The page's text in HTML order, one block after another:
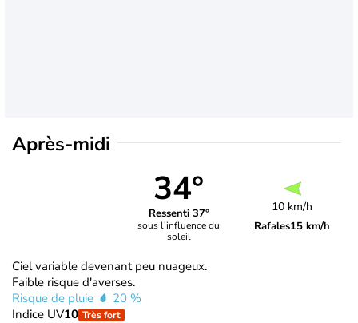
Après-midi
34°
Ressenti 37°
sous l’influence du
soleil
10 km/h
Rafales15 km/h
Ciel variable devenant peu nuageux.
Faible risque d'averses.
Risque de pluie
20 %
Indice UV10 Très fort